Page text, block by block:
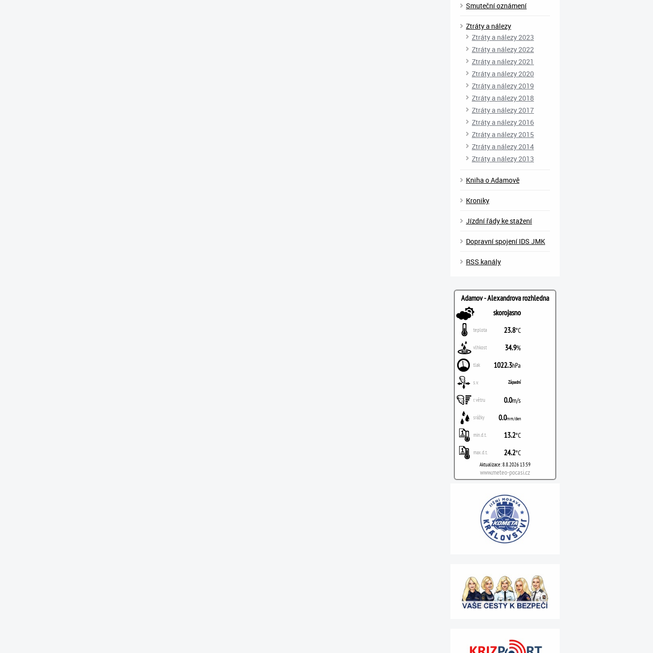
Smuteční oznámení
Ztráty a nálezy
Ztráty a nálezy 2023
Ztráty a nálezy 2022
Ztráty a nálezy 2021
Ztráty a nálezy 2020
Ztráty a nálezy 2019
Ztráty a nálezy 2018
Ztráty a nálezy 2017
Ztráty a nálezy 2016
Ztráty a nálezy 2015
Ztráty a nálezy 2014
Ztráty a nálezy 2013
Kniha o Adamově
Kroniky
Jízdní řády ke stažení
Dopravní spojení IDS JMK
RSS kanály